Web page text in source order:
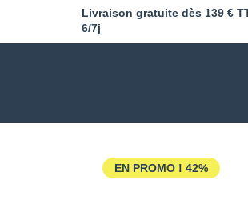
Livraison gratuite dès 139 €
6/7j
EN PROMO ! 42%